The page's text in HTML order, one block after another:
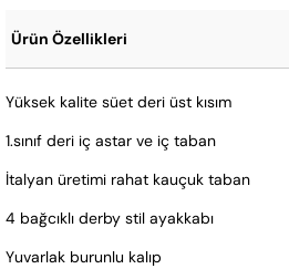
Ürün Özellikleri
Yüksek kalite süet deri üst kısım
1.sınıf deri iç astar ve iç taban
İtalyan üretimi rahat kauçuk taban
4 bağcıklı derby stil ayakkabı
Yuvarlak burunlu kalıp